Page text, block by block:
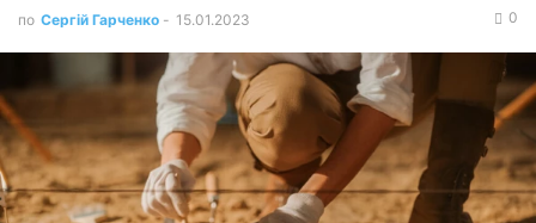
по Сергій Гарченко - 15.01.2023 0